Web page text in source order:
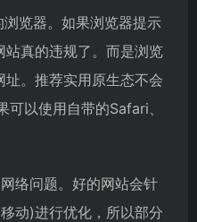
览器。如果浏览器提示
真的违规了。而是浏览
。推荐实用原生态不会
可以使用自带的Safari、
络问题。好的网站会针
动)进行优化，所以部分